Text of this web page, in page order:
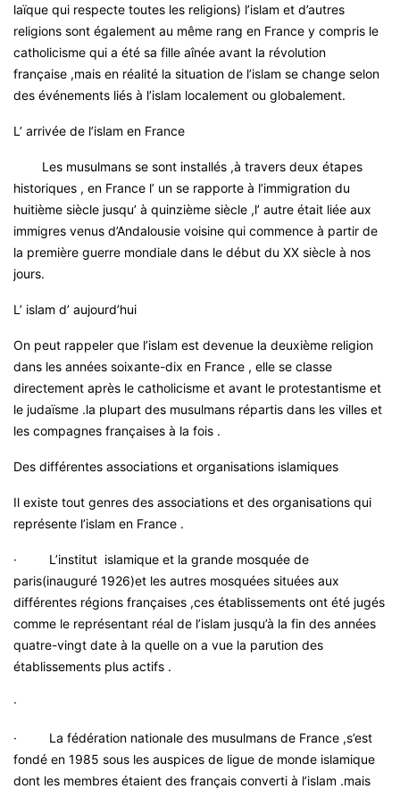
laïque qui respecte toutes les religions) l’islam et d’autres
religions sont également au même rang en France y compris le
catholicisme qui a été sa fille aînée avant la révolution
française ,mais en réalité la situation de l’islam se change selon
des événements liés à l’islam localement ou globalement.
L’ arrivée de l’islam en France
Les musulmans se sont installés ,à travers deux étapes
historiques , en France l’ un se rapporte à l’immigration du
huitième siècle jusqu’ à quinzième siècle ,l’ autre était liée aux
immigres venus d’Andalousie voisine qui commence à partir de
la première guerre mondiale dans le début du XX siècle à nos
jours.
L’ islam d’ aujourd’hui
On peut rappeler que l’islam est devenue la deuxième religion
dans les années soixante-dix en France , elle se classe
directement après le catholicisme et avant le protestantisme et
le judaïsme .la plupart des musulmans répartis dans les villes et
les compagnes françaises à la fois .
Des différentes associations et organisations islamiques
Il existe tout genres des associations et des organisations qui
représente l’islam en France .
·
L’institut islamique et la grande mosquée de
paris(inauguré 1926)et les autres mosquées situées aux
différentes régions françaises ,ces établissements ont été jugés
comme le représentant réal de l’islam jusqu’à la fin des années
quatre-vingt date à la quelle on a vue la parution des
établissements plus actifs .
·
·
La fédération nationale des musulmans de France ,s’est
fondé en 1985 sous les auspices de ligue de monde islamique
dont les membres étaient des français converti à l’islam .mais